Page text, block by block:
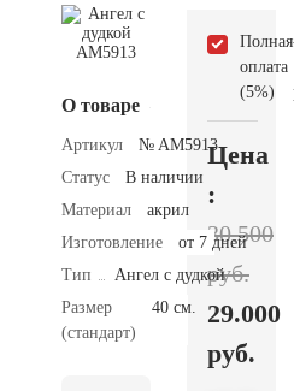
О товаре
Артикул
№ AM5913
Статус
В наличии
Материал
акрил
Изготовление
от 7 дней
Тип
Ангел с дудкой
Размер
(стандарт)
40 см.
Полная
оплата
(5%)
Цена
:
30.500
руб.
29.000
руб.